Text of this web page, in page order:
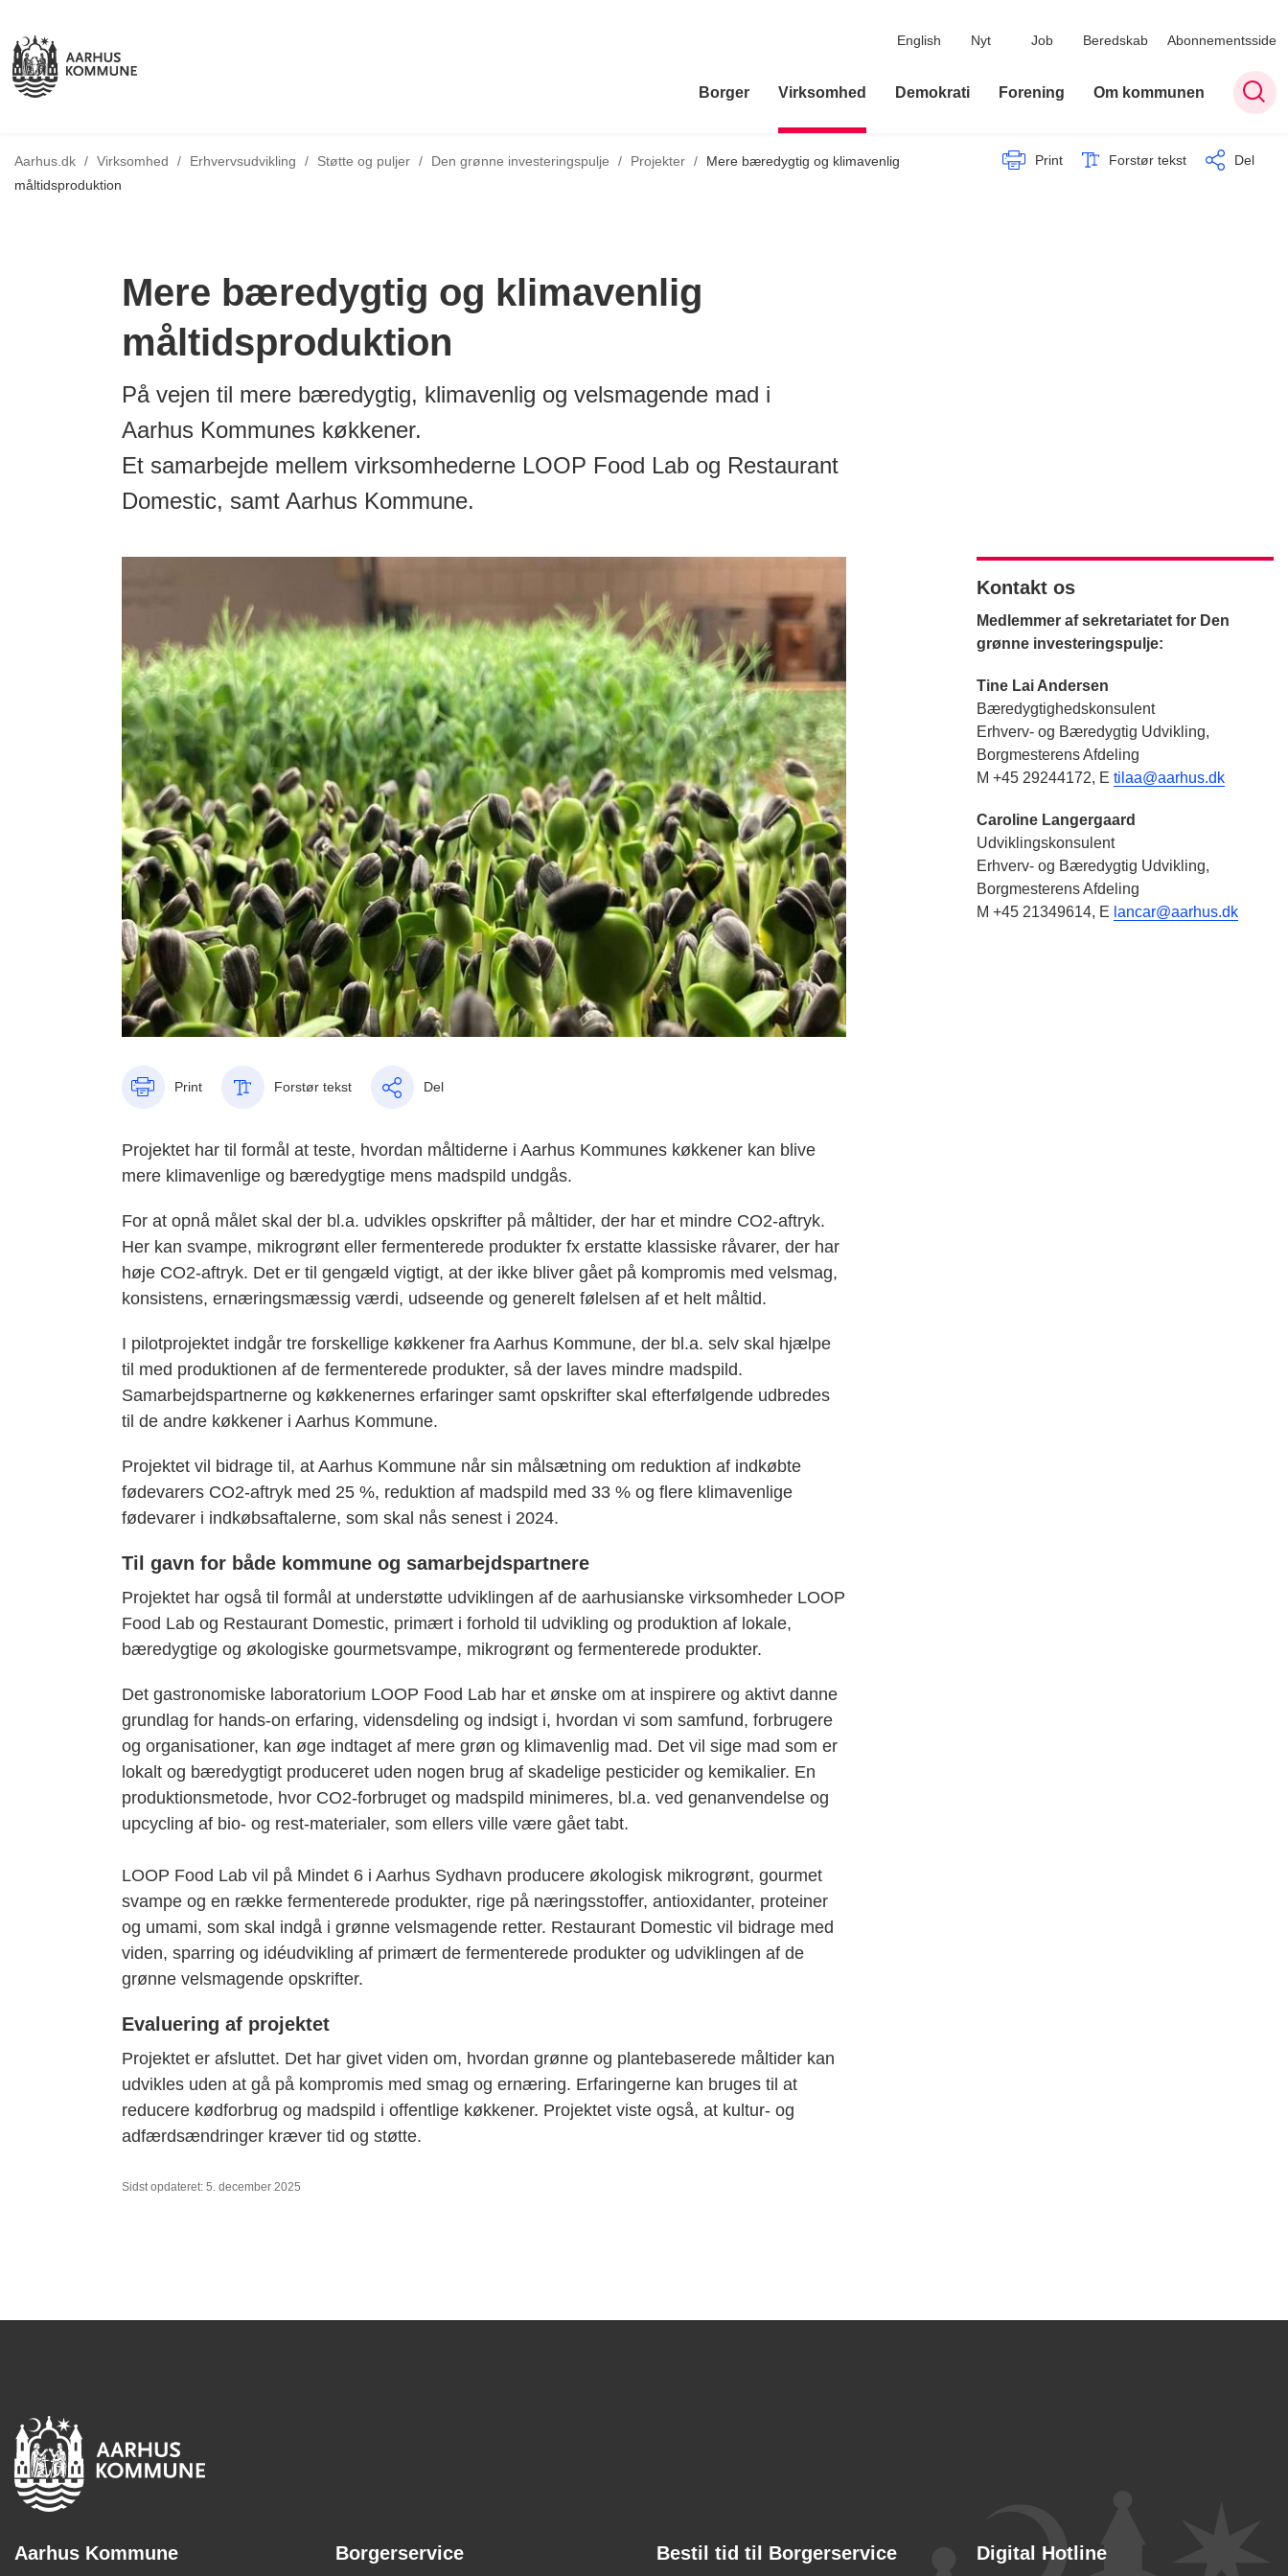
English Nyt Job Beredskab Abonnementsside
Borger Virksomhed Demokrati Forening Om kommunen
Aarhus.dk / Virksomhed / Erhvervsudvikling / Støtte og puljer / Den grønne investeringspulje / Tilbage til
Projekter /
Mere bæredygtig og klimavenlig
måltidsproduktion
Print Forstør tekst Del
Mere bæredygtig og klimavenlig
måltidsproduktion
På vejen til mere bæredygtig, klimavenlig og velsmagende mad i
Aarhus Kommunes køkkener.
Et samarbejde mellem virksomhederne LOOP Food Lab og Restaurant
Domestic, samt Aarhus Kommune.
Print Forstør tekst Del
Projektet har til formål at teste, hvordan måltiderne i Aarhus Kommunes køkkener kan blive
mere klimavenlige og bæredygtige mens madspild undgås.
For at opnå målet skal der bl.a. udvikles opskrifter på måltider, der har et mindre CO2-aftryk.
Her kan svampe, mikrogrønt eller fermenterede produkter fx erstatte klassiske råvarer, der har
høje CO2-aftryk. Det er til gengæld vigtigt, at der ikke bliver gået på kompromis med velsmag,
konsistens, ernæringsmæssig værdi, udseende og generelt følelsen af et helt måltid.
I pilotprojektet indgår tre forskellige køkkener fra Aarhus Kommune, der bl.a. selv skal hjælpe
til med produktionen af de fermenterede produkter, så der laves mindre madspild.
Samarbejdspartnerne og køkkenernes erfaringer samt opskrifter skal efterfølgende udbredes
til de andre køkkener i Aarhus Kommune.
Projektet vil bidrage til, at Aarhus Kommune når sin målsætning om reduktion af indkøbte
fødevarers CO2-aftryk med 25 %, reduktion af madspild med 33 % og flere klimavenlige
fødevarer i indkøbsaftalerne, som skal nås senest i 2024.
Til gavn for både kommune og samarbejdspartnere
Projektet har også til formål at understøtte udviklingen af de aarhusianske virksomheder LOOP
Food Lab og Restaurant Domestic, primært i forhold til udvikling og produktion af lokale,
bæredygtige og økologiske gourmetsvampe, mikrogrønt og fermenterede produkter.
Det gastronomiske laboratorium LOOP Food Lab har et ønske om at inspirere og aktivt danne
grundlag for hands-on erfaring, vidensdeling og indsigt i, hvordan vi som samfund, forbrugere
og organisationer, kan øge indtaget af mere grøn og klimavenlig mad. Det vil sige mad som er
lokalt og bæredygtigt produceret uden nogen brug af skadelige pesticider og kemikalier. En
produktionsmetode, hvor CO2-forbruget og madspild minimeres, bl.a. ved genanvendelse og
upcycling af bio- og rest-materialer, som ellers ville være gået tabt.
LOOP Food Lab vil på Mindet 6 i Aarhus Sydhavn producere økologisk mikrogrønt, gourmet
svampe og en række fermenterede produkter, rige på næringsstoffer, antioxidanter, proteiner
og umami, som skal indgå i grønne velsmagende retter. Restaurant Domestic vil bidrage med
viden, sparring og idéudvikling af primært de fermenterede produkter og udviklingen af de
grønne velsmagende opskrifter.
Evaluering af projektet
Projektet er afsluttet. Det har givet viden om, hvordan grønne og plantebaserede måltider kan
udvikles uden at gå på kompromis med smag og ernæring. Erfaringerne kan bruges til at
reducere kødforbrug og madspild i offentlige køkkener. Projektet viste også, at kultur- og
adfærdsændringer kræver tid og støtte.
Kontakt os
Medlemmer af sekretariatet for Den
grønne investeringspulje:
Tine Lai Andersen
Bæredygtighedskonsulent
Erhverv- og Bæredygtig Udvikling,
Borgmesterens Afdeling
M +45 29244172, Etilaa@aarhus.dk
Caroline Langergaard
Udviklingskonsulent
Erhverv- og Bæredygtig Udvikling,
Borgmesterens Afdeling
M +45 21349614, E lancar@aarhus.dk
Sidst opdateret: 5. december 2025
Aarhus Kommune Borgerservice Bestil tid til Borgerservice Digital Hotline